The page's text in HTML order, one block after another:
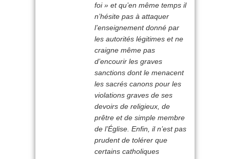
foi» et qu’en même temps il
n’hésite pas à attaquer
l’enseignement donné par
les autorités légitimes et ne
craigne même pas
d’encourir les graves
sanctions dont le menacent
les sacrés canons pour les
violations graves de ses
devoirs de religieux, de
prêtre et de simple membre
de l’Église. Enfin, il n’est pas
prudent de tolérer que
certains catholiques